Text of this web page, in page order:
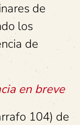
de
los
de
en breve
104) de